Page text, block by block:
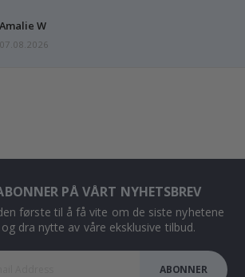
Amalie W
07.08.2026
PÅ VÅRT NYHETSBREV
første til å få vite om de siste nyhetene
og dra nytte av våre eksklusive tilbud.
ABONNER